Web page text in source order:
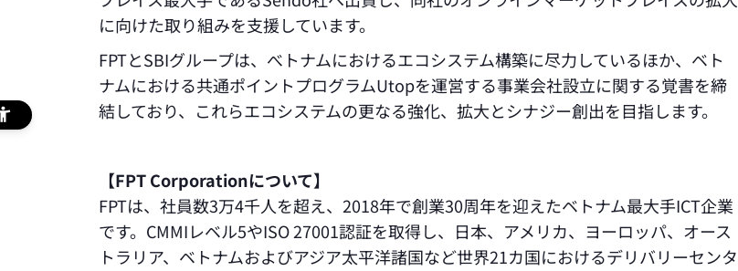
に向けた取り組みを支援しています。
FPTとSBIグループは、べトナムにおけるエコシステム構築に尽力しているほか、ベト
ナムにおける共通ポイントプログラムUtopを運営する事業会社設立に関する覚書を締
結しており、これらエコシステムの更なる強化、拡大とシナジー創出を目指します。
【FPT Corporationについて】
FPTは、社員数3万4千人を超え、2018年で創業30周年を迎えたベトナム最大手ICT企業
です。CMMIレベル5やISO 27001認証を取得し、日本、アメリカ、ヨーロッパ、オース
トラリア、ベトナムおよびアジア太平洋諸国など世界21カ国におけるデリバリーセンタ